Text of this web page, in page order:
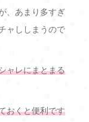
、あまり多すぎ
ャししまうので
ャレにまとまる
おくと便利です